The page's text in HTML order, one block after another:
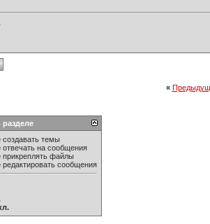
«
создавать темы
отвечать на сообщения
прикреплять файлы
редактировать сообщения